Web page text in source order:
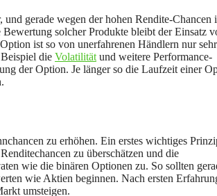
gerade wegen der hohen Rendite-Chancen
solcher Produkte bleibt der Einsatz
ist so von unerfahrenen Händlern nur sehr
die Volatilitätund weitere Performance-
der Option. Je länger so die Laufzeit einer
zu erhöhen. Ein erstes wichtiges
zu überschätzen und die
wie die binären Optionen zu. So sollten
wie Aktien beginnen. Nach ersten
umsteigen.